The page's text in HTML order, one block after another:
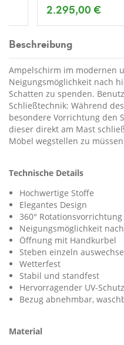
2.295,00 €
Beschreibung
Ampelschirm im modernen
Neigungsmöglichkeit nach
Schatten zu spenden.
Schließtechnik: Während
besondere Vorrichtung den
dieser direkt am Mast
Möbel wegstellen zu
Technische Details
Hochwertige Stoffe
Elegantes Design
360°
Neigungsmöglichkeit
Öffnung mit Handkurbel
Steben einzeln
Wetterfest
Stabil und standfest
Hervorragender UV-Schutz
Bezug abnehmbar,
Material